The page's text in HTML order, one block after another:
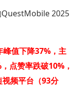
QuestMobile 2025
值下降37%，主
点赞率跌破10%，
频平台（93分